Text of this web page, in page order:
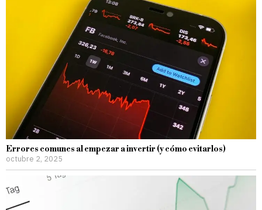
Errores comunes al empezar a invertir (y cómo evitarlos)
octubre 2, 2025